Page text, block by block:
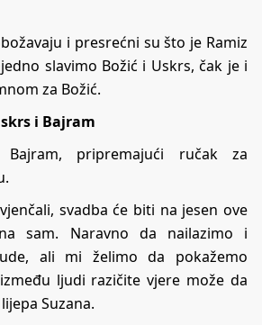
i presrećni su što je Ramiz
slavimo Božić i Uskrs, čak je i
za Božić.
i Bajram
pripremajući ručak za
svadba će biti na jesen ove
sam. Naravno da nailazimo i
ali mi želimo da pokažemo
ljudi razičite vjere može da
Suzana.